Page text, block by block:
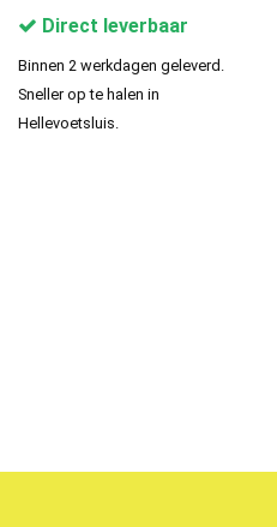
Direct leverbaar
Binnen 2 werkdagen geleverd.
Sneller op te halen in
Hellevoetsluis.